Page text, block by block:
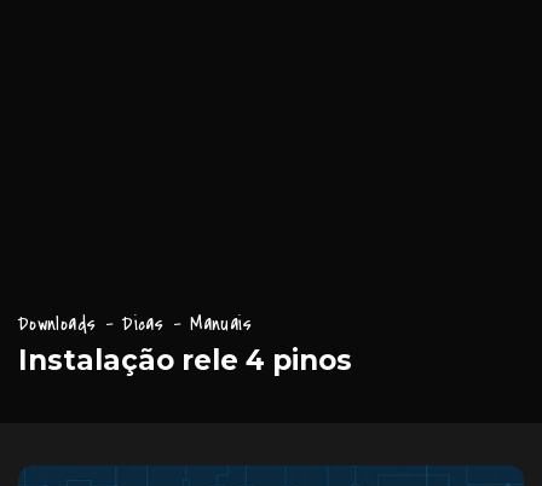
Downloads - Dicas - Manuais
Instalação rele 4 pinos